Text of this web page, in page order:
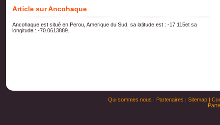
Article sur Ancohaque
Ancohaque est situé en Perou, Amerique du Sud, sa latitude est : -17.115et sa
longitude : -70.0613889.
Qui sommes nous | Partenaires | Sitemap|